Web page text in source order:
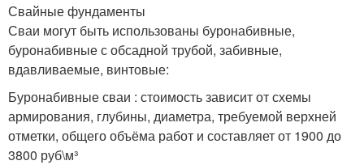
Свайные фундаменты
Сваи могут быть использованы буронабивные,
буронабивные с обсадной трубой, забивные,
вдавливаемые, винтовые:
Буронабивные сваи : стоимость зависит от схемы
армирования, глубины, диаметра, требуемой верхней
отметки, общего объёма работ и составляет от 1900 до
3800 руб\м³